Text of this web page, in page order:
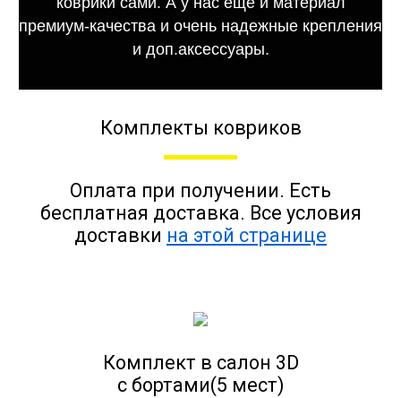
премиум-качества и очень надежные крепления
и доп.аксессуары.
Комплекты ковриков
Оплата при получении. Есть
бесплатная доставка. Все условия
доставки на этой странице
Комплект в салон 3D
с бортами(5 мест)